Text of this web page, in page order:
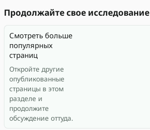
Продолжайте свое исследование
Смотреть больше
популярных
страниц
Откройте другие
опубликованные
страницы в этом
разделе и
продолжите
обсуждение оттуда.